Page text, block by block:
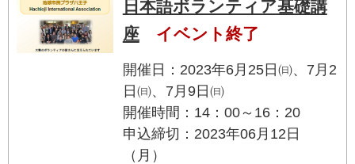
日本語ボランティア基礎講
座
イベント終了
開催日：2023年6月25日㈰、7月2
日㈰、7月9日㈰
開催時間：14：00～16：20
申込締切：2023年06月12日
（月）